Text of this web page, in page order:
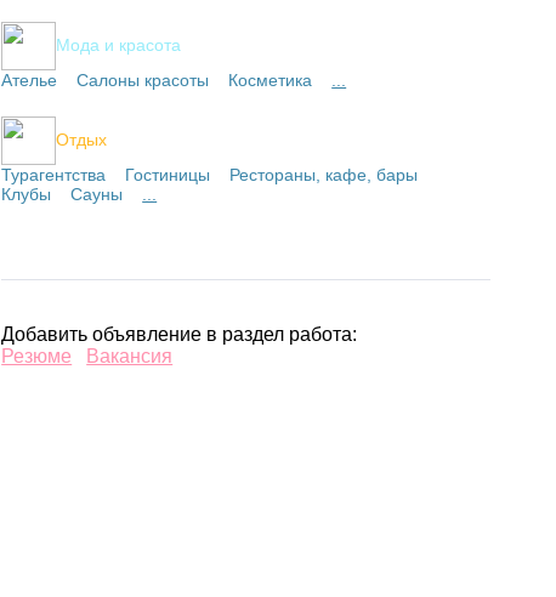
Мода и красота
Ателье
Салоны красоты Косметика
Отдых
Турагентства
Гостиницы
Рестораны, кафе, бары
Клубы
Сауны
Добавить объявление в раздел работа:
Резюме
Вакансия